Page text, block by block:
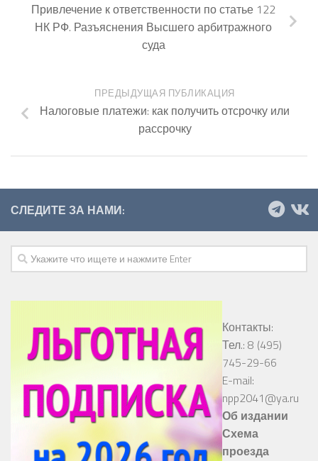
Привлечение к ответственности по статье 122
НК РФ. Разъяснения Высшего арбитражного
суда
ПРЕДЫДУЩАЯ ПУБЛИКАЦИЯ
Налоговые платежи: как получить отсрочку или
рассрочку
СЛЕДИТЕ ЗА НАМИ:
Контакты:
Тел.: 8 (495)
745-29-66
E-mail:
npp2041@ya.ru
Об издании
Схема
проезда